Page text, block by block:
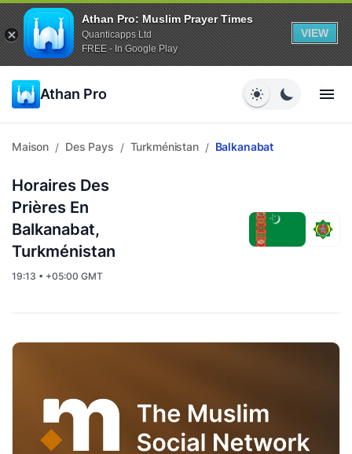
Athan Pro: Muslim Prayer Times
Quanticapps Ltd
FREE - In Google Play
VIEW
Athan Pro
Maison / Des Pays / Turkménistan / Balkanabat
Horaires Des
Prières En
Balkanabat,
Turkménistan
19:13 • +05:00 GMT